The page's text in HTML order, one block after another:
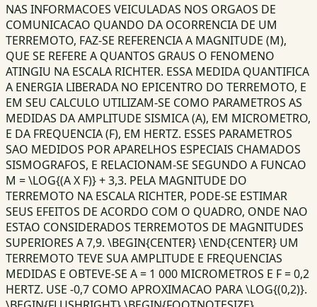
NAS INFORMACOES VEICULADAS NOS ORGAOS DE
COMUNICACAO QUANDO DA OCORRENCIA DE UM
TERREMOTO, FAZ-SE REFERENCIA A MAGNITUDE (M),
QUE SE REFERE A QUANTOS GRAUS O FENOMENO
ATINGIU NA ESCALA RICHTER. ESSA MEDIDA QUANTIFICA
A ENERGIA LIBERADA NO EPICENTRO DO TERREMOTO, E
EM SEU CALCULO UTILIZAM-SE COMO PARAMETROS AS
MEDIDAS DA AMPLITUDE SISMICA (A), EM MICROMETRO,
E DA FREQUENCIA (F), EM HERTZ. ESSES PARAMETROS
SAO MEDIDOS POR APARELHOS ESPECIAIS CHAMADOS
SISMOGRAFOS, E RELACIONAM-SE SEGUNDO A FUNCAO
M = \LOG{(A X F)} + 3,3. PELA MAGNITUDE DO
TERREMOTO NA ESCALA RICHTER, PODE-SE ESTIMAR
SEUS EFEITOS DE ACORDO COM O QUADRO, ONDE NAO
ESTAO CONSIDERADOS TERREMOTOS DE MAGNITUDES
SUPERIORES A 7,9. \BEGIN{CENTER} \END{CENTER} UM
TERREMOTO TEVE SUA AMPLITUDE E FREQUENCIAS
MEDIDAS E OBTEVE-SE A = 1 000 MICROMETROS E F = 0,2
HERTZ. USE -0,7 COMO APROXIMACAO PARA \LOG{(0,2)}.